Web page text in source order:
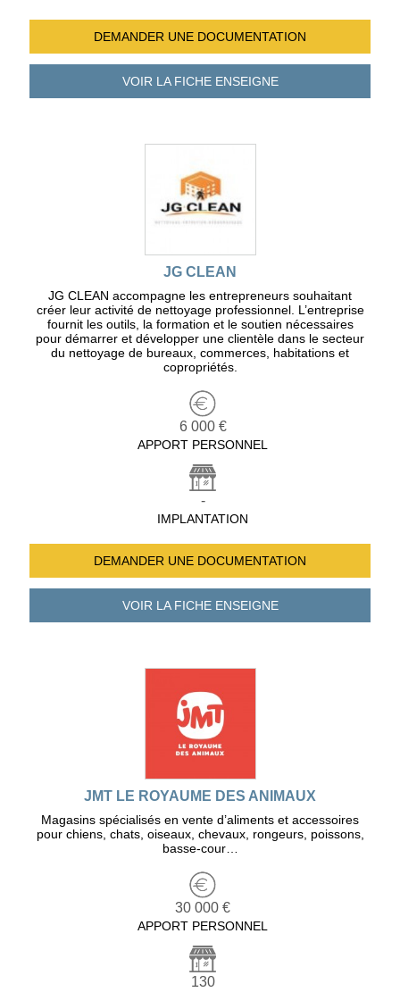
DEMANDER UNE DOCUMENTATION
VOIR LA FICHEENSEIGNE
JG CLEAN
JG CLEAN accompagne les entrepreneurs souhaitant
créer leur activité de nettoyage professionnel. L’entreprise
fournit les outils, la formation et le soutien nécessaires
pour démarrer et développer une clientèle dans le secteur
du nettoyage de bureaux, commerces, habitations et
copropriétés.
6 000 €
APPORT PERSONNEL
-
IMPLANTATION
DEMANDER UNE DOCUMENTATION
VOIR LA FICHEENSEIGNE
JMT LE ROYAUME DES ANIMAUX
Magasins spécialisés en vente d’aliments et accessoires
pour chiens, chats, oiseaux, chevaux, rongeurs, poissons,
basse-cour…
30 000 €
APPORT PERSONNEL
130